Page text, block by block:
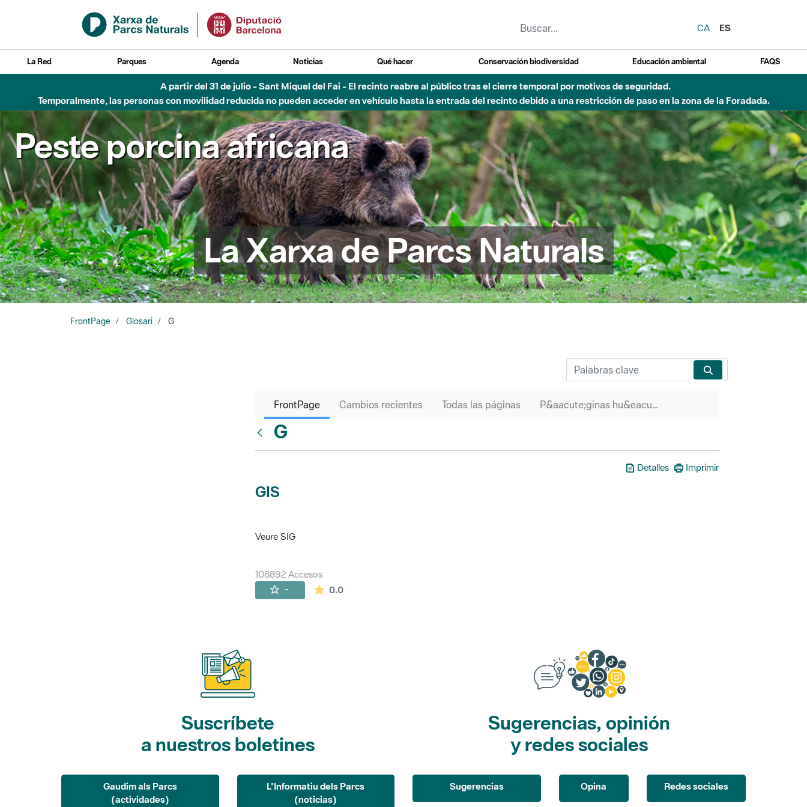
Saltar al contenido principal
CA
ES
La Red Parques Agenda Noticias Qué hacer Conservación biodiversidad Educación ambiental FAQS
A partir del 31 de julio - Sant Miquel del Fai - El recinto reabre al público tras el cierre temporal por motivos de seguridad.
Temporalmente, las personas con movilidad reducida no pueden acceder en vehículo hasta la entrada del recinto debido a una restricción de paso en la zona de la Foradada.
Peste porcina africana
La Xarxa de Parcs Naturals
FrontPage Glosari G
FrontPage Cambios recientes Todas las páginas P&aacute;ginas hu&eacute;rfanas
G
Detalles Imprimir
GIS
Veure SIG
108892 Accesos
- 0.0La valoración media es de 0 estrellas de 5.
Suscríbete
a nuestros boletines
Gaudim als Parcs
(actividades)
L'Informatiu dels Parcs
(noticias)
Sugerencias, opinión
y redes sociales
Sugerencias Opina Redes sociales